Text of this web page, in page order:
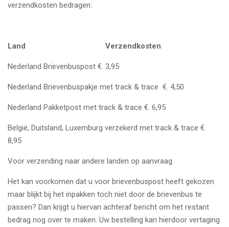
verzendkosten bedragen:
Land Verzendkosten
Nederland Brievenbuspost €. 3,95
Nederland Brievenbuspakje met track & trace €. 4,50
Nederland Pakketpost met track & trace €. 6,95
België, Duitsland, Luxemburg verzekerd met track & trace €.
8,95
Voor verzending naar andere landen op aanvraag.
Het kan voorkomen dat u voor brievenbuspost heeft gekozen
maar blijkt bij het inpakken toch niet door de brievenbus te
passen? Dan krijgt u hiervan achteraf bericht om het restant
bedrag nog over te maken. Uw bestelling kan hierdoor vertaging